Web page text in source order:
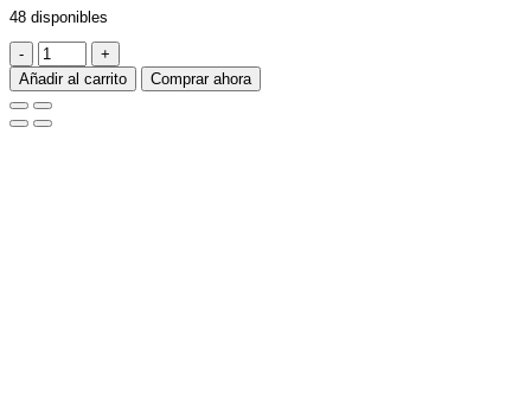
48 disponibles
Cobija
Térmica
180x240
Cm
Suave
Añadir al carrito Comprar ahora